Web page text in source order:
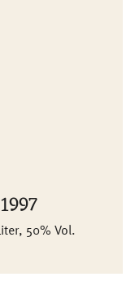
50% Vol.